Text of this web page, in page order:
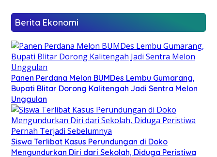
Berita Ekonomi
Panen Perdana Melon BUMDes Lembu Gumarang,
Bupati Blitar Dorong Kalitengah Jadi Sentra Melon
Unggulan
Siswa Terlibat Kasus Perundungan di Doko
Mengundurkan Diri dari Sekolah, Diduga Peristiwa